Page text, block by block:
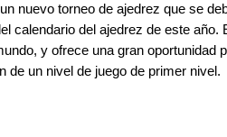
nuevo torneo de ajedrez que se
calendario del ajedrez de este
y ofrece una gran oportunidad
de un nivel de juego de primer nivel.